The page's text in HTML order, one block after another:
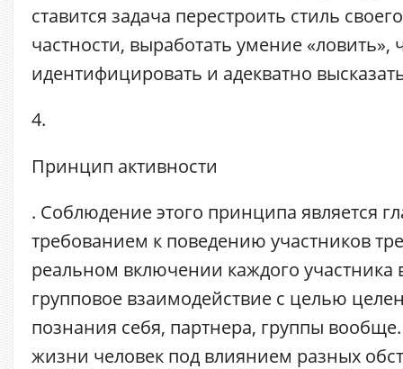
ставится задача перестроить стиль
частности, выработать умение «ловить»,
идентифицировать и адекватно
4.
Принцип активности
. Соблюдение этого принципа является
требованием к поведению участников
реальном включении каждого участника
групповое взаимодействие с целью
познания себя, партнера, группы
жизни человек под влиянием разных